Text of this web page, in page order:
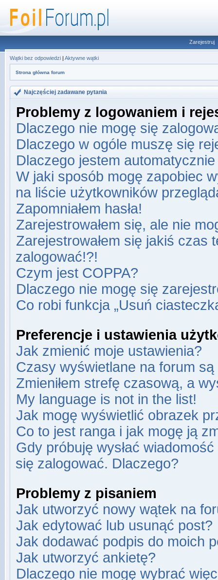
Zarejestruj
Wątki bez odpowiedzi | Aktywne wątki
Strona główna forum
Najczęściej zadawane pytania
Problemy z logowaniem i
Dlaczego nie mogę się
Dlaczego w ogóle muszę się
Dlaczego jestem
W jaki sposób mogę zapobiec
na liście użytkowników
Zapomniałem hasła!
Zarejestrowałem się, ale nie
Zarejestrowałem się jakiś czas
zalogować!?!
Czym jest COPPA?
Dlaczego nie mogę się
Co robi funkcja „Usuń
Preferencje i ustawienia
Jak zmienić moje ustawienia?
Czasy wyświetlane na forum są
Zmieniłem strefę czasową, a
My language is not in the list!
Jak mogę wyświetlić obrazek
Co to jest ranga i jak mogę ją
Gdy próbuję wysłać
się zalogować. Dlaczego?
Problemy z pisaniem
Jak utworzyć nowy wątek na
Jak edytować lub usunąć post?
Jak dodawać podpis do moich
Jak utworzyć ankietę?
Dlaczego nie mogę wybrać